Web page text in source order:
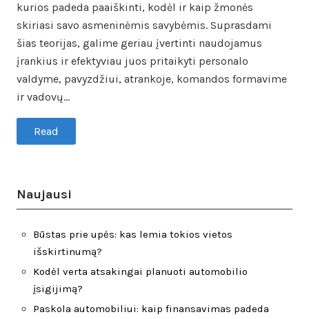
kurios padeda paaiškinti, kodėl ir kaip žmonės
skiriasi savo asmeninėmis savybėmis. Suprasdami
šias teorijas, galime geriau įvertinti naudojamus
įrankius ir efektyviau juos pritaikyti personalo
valdyme, pavyzdžiui, atrankoje, komandos formavime
ir vadovų…
Read
Naujausi
Būstas prie upės: kas lemia tokios vietos
išskirtinumą?
Kodėl verta atsakingai planuoti automobilio
įsigijimą?
Paskola automobiliui: kaip finansavimas padeda